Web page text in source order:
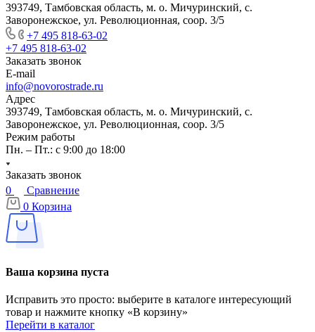
393749, Тамбовская область, м. о. Мичуринский, с.
Заворонежское, ул. Революционная, соор. 3/5
+7 495 818-63-02
+7 495 818-63-02
Заказать звонок
E-mail
info@novorostrade.ru
Адрес
393749, Тамбовская область, м. о. Мичуринский, с.
Заворонежское, ул. Революционная, соор. 3/5
Режим работы
Пн. – Пт.: с 9:00 до 18:00
Заказать звонок
0
Сравнение
0 Корзина
Ваша корзина пуста
Исправить это просто: выберите в каталоге интересующий
товар и нажмите кнопку «В корзину»
Перейти в каталог